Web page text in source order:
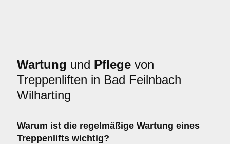
Wartung und Pflege von
Treppenliften in Bad Feilnbach
Wilharting
Warum ist die regelmäßige Wartung eines
Treppenlifts wichtig?